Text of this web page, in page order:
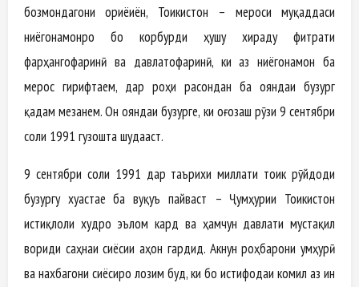
бозмондагони ориёиён, Тоҷикистон – мероси муқаддаси
ниёгонамонро бо корбурди ҳушу хираду фитрати
фарҳангофаринӣ ва давлатофаринӣ, ки аз ниёгонамон ба
мерос гирифтаем, дар роҳи расондан ба ояндаи бузург
қадам мезанем. Он ояндаи бузурге, ки оғозаш рӯзи 9 сентябри
соли 1991 гузошта шудааст.
9 сентябри соли 1991 дар таърихи миллати тоҷик рӯйдоди
бузургу хуҷастае ба вуқуъ пайваст – Ҷумҳурии Тоҷикистон
истиқлоли худро эълом кард ва ҳамчун давлати мустақил
вориди саҳнаи сиёсии ҷаҳон гардид. Акнун роҳбарони ҷумҳурӣ
ва нахбагони сиёсиро лозим буд, ки бо истифодаи комил аз ин